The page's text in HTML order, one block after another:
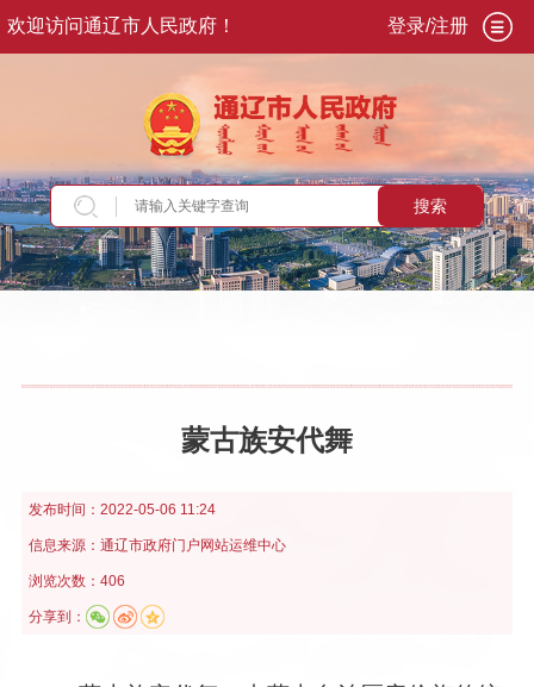
欢迎访问通辽市人民政府！ 登录/注册
搜索
当前位置：首页>走进通辽>序说通辽>通辽概
蒙古族安代舞
发布时间： 2022-05-06 11:24
信息来源： 通辽市政府门户网站运维中心
浏览次数：406
分享到：